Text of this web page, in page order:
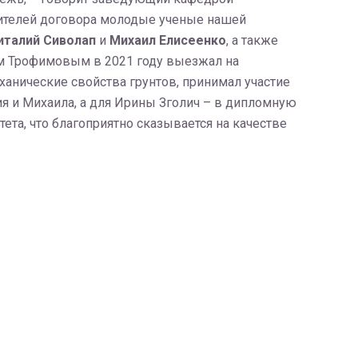
договора молодые ученые нашей
Сиволапи Михаил Елисеенко, а также
Трофимовым в 2021 году выезжал на
свойства грунтов, принимал участие
и Михаила, а для Ирины Зголич – в дипломную
что благоприятно сказывается на качестве